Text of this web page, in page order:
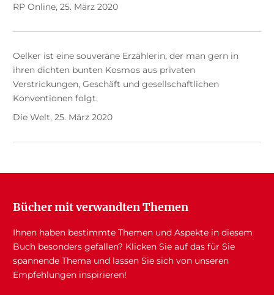
RP Online, 25. März 2020
Oelker ist eine souveräne Erzählerin, der man gern in
ihren dichten bunten Kosmos aus privaten
Verstrickungen, Geschäft und gesellschaftlichen
Konventionen folgt.
Die Welt, 25. März 2020
Bücher mit verwandten Themen
Ihnen haben bestimmte Themen und Aspekte in diesem
Buch besonders gefallen? Klicken Sie auf das für Sie
spannende Thema und lassen Sie sich von unseren
Empfehlungen inspirieren!